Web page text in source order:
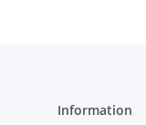
Information